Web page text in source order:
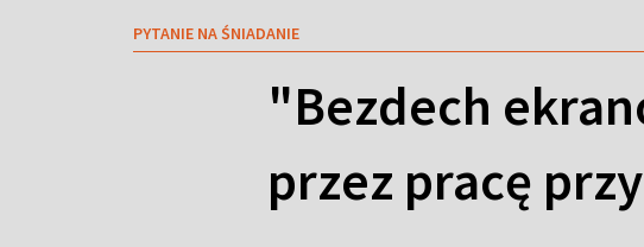
PYTANIE NA ŚNIADANIE
"Bezdech
przez pracę